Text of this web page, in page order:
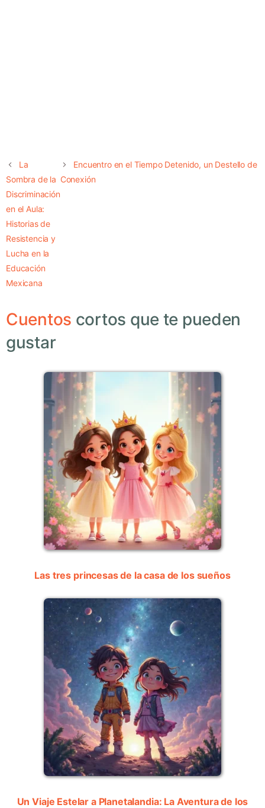
La
Sombra de la
Discriminación
en el Aula:
Historias de
Resistencia y
Lucha en la
Educación
Mexicana
Encuentro en el Tiempo Detenido, un Destello de
Conexión
Cuentos cortos que te pueden
gustar
Las tres princesas de la casa de los sueños
Un Viaje Estelar a Planetalandia: La Aventura de los